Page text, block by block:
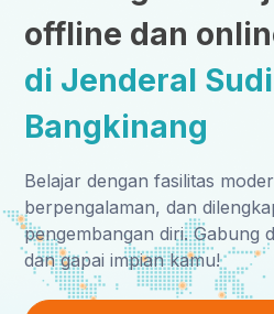
offline dan
di Jenderal
Bangkinang
Belajar dengan fasilitas
berpengalaman, dan
pengembangan diri. Gabung
dan gapai impian kamu!